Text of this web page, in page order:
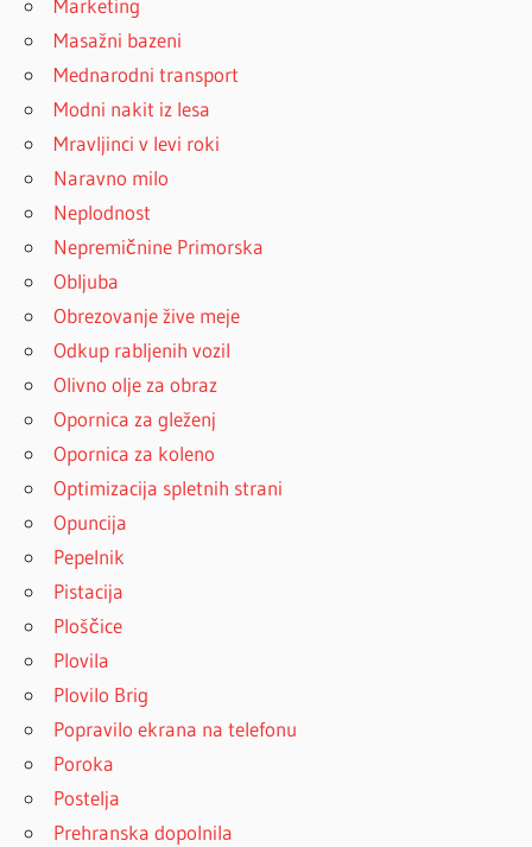
Marketing
Masažni bazeni
Mednarodni transport
Modni nakit iz lesa
Mravljinci v levi roki
Naravno milo
Neplodnost
Nepremičnine Primorska
Obljuba
Obrezovanje žive meje
Odkup rabljenih vozil
Olivno olje za obraz
Opornica za gleženj
Opornica za koleno
Optimizacija spletnih strani
Opuncija
Pepelnik
Pistacija
Ploščice
Plovila
Plovilo Brig
Popravilo ekrana na telefonu
Poroka
Postelja
Prehranska dopolnila